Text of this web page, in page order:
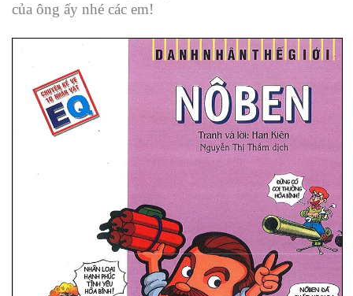
của ông ấy nhé các em!